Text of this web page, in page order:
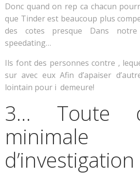
Donc quand on rep ca chacun
que Tinder est beaucoup plus
des cotes presque Dans
speedating…
Ils font des personnes contre ,
sur avec eux Afin d’apaiser
lointain pour i demeure!
3… Toute
minimale
d’investigation